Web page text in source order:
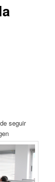
seguir